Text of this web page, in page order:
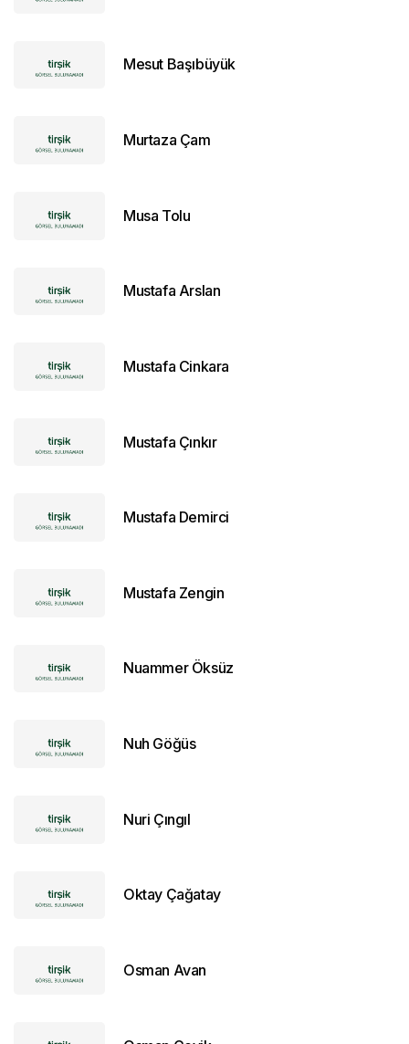
Mesut Başıbüyük
Murtaza Çam
Musa Tolu
Mustafa Arslan
Mustafa Cinkara
Mustafa Çınkır
Mustafa Demirci
Mustafa Zengin
Nuammer Öksüz
Nuh Göğüs
Nuri Çıngıl
Oktay Çağatay
Osman Avan